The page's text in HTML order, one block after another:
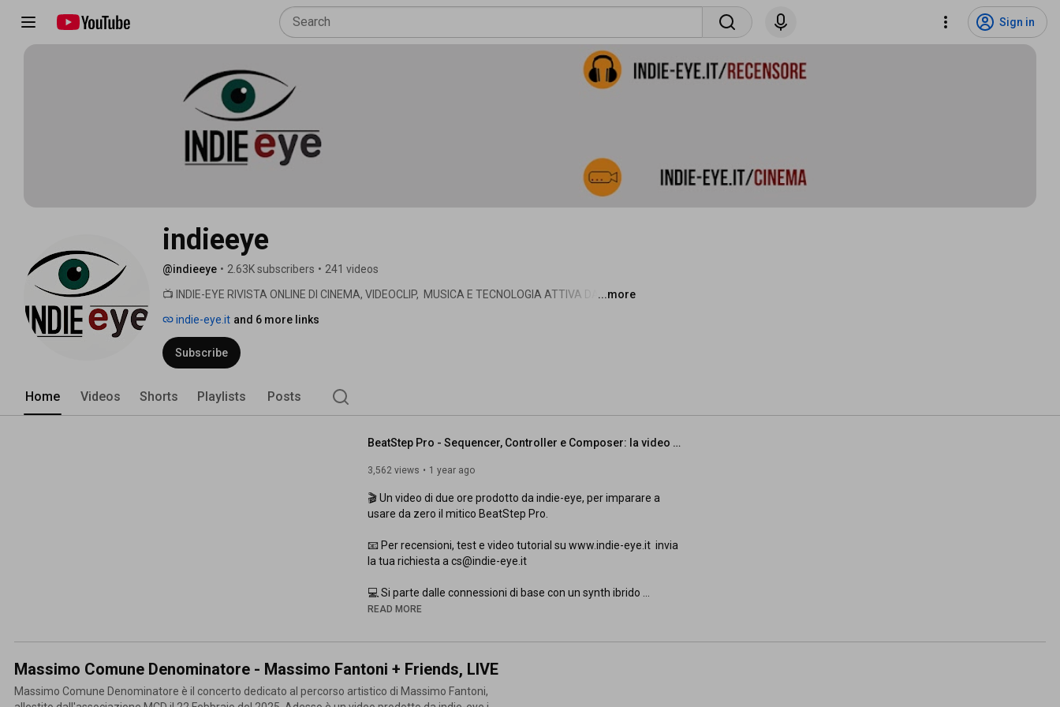
Sign in
indieeye
@indieeye • 2.63K subscribers • 241 videos
📺 INDIE-EYE RIVISTA ONLINE DI CINEMA, VIDEOCLIP,  MUSICA E TECNOLOGIA ATTIVA DAL 2005.
...more
indie-eye.it and 6 more links
Subscribe
Home Videos Shorts Playlists Posts
BeatStep Pro - Sequencer, Controller e Composer: la video guida completa
3,562 views 1 year ago
🎬 Un video di due ore prodotto da indie-eye, per imparare a
usare da zero il mitico BeatStep Pro.
📧 Per recensioni, test e video tutorial su www.indie-eye.it  invia
la tua richiesta a cs@indie-eye.it
💻 Si parte dalle connessioni di base con un synth ibrido
analogico (Microfreak), una scheda audio (Minifuse II) un Synth
entrambi i software forniti insieme al dispositivo) e un Drumkit
🎛️ Il video vi guida attraverso tutte le funzioni, dalle connessioni
di base, le configurazioni di sistema e l’utilizzo del dispositivo
READ MORE
Massimo Comune Denominatore - Massimo Fantoni + Friends, LIVE
Massimo Comune Denominatore è il concerto dedicato al percorso artistico di Massimo Fantoni,